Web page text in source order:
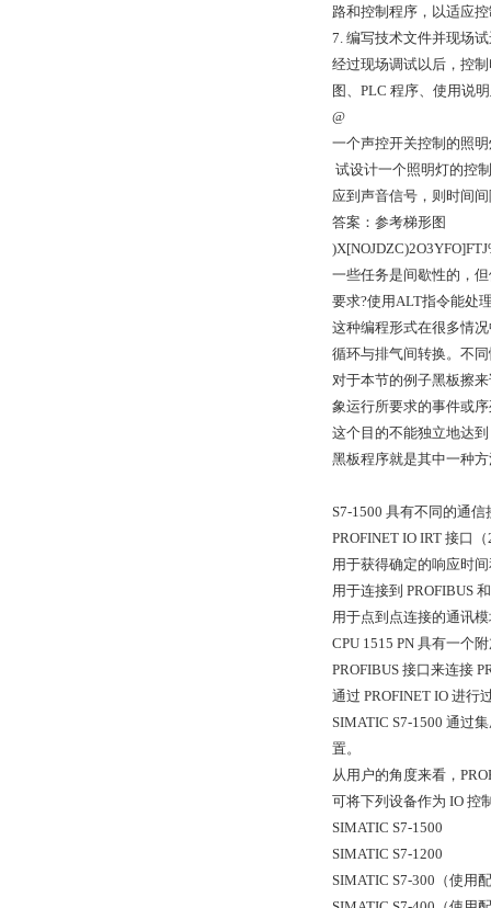
路和控制程序，以适应
7. 编写技术文件并现场
经过现场调试以后，控
图、PLC 程序、使用说
@
一个声控开关控制的照
试设计一个照明灯的控
应到声音信号，则时间
答案：参考梯形图
一些任务是间歇性的，
要求?使用ALT指令能处
这种编程形式在很多情
循环与排气间转换。不
对于本节的例子黑板擦
象运行所要求的事件或
这个目的不能独立地达
黑板程序就是其中一种
S7-1500 具有不同的通信
PROFINET IO IRT 接口
用于获得确定的响应时
用于连接到 PROFIBUS
用于点到点连接的通讯
CPU 1515 PN 具有一个
PROFIBUS 接口来连接
通过 PROFINET IO 进行
SIMATIC S7-1500 通过
置。
从用户的角度来看，
可将下列设备作为 IO 控
SIMATIC S7-1500
SIMATIC S7-1200
SIMATIC S7-300（使用